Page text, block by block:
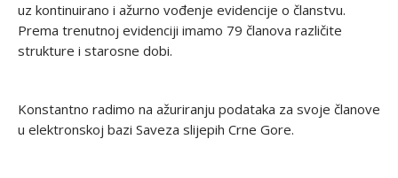
uz kontinuirano i ažurno vođenje evidencije o članstvu.
Prema trenutnoj evidenciji imamo 79 članova različite
strukture i starosne dobi.
Konstantno radimo na ažuriranju podataka za svoje članove
u elektronskoj bazi Saveza slijepih Crne Gore.